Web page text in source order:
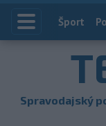
Index
Šport
Spravodajský